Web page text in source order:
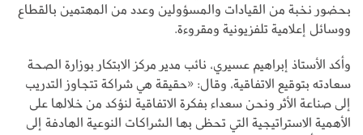
بحضور نخبة من القيادات والمسؤولين وعدد من المهتمين بالقطاع
ووسائل إعلامية تلفزيونية ومقروءة.
وأكد الأستاذ إبراهيم عسيري، نائب مدير مركز الابتكار بوزارة الصحة
سعادته بتوقيع الاتفاقية، وقال: «حقيقة هي شراكة تتجاوز التدريب
إلى صناعة الأثر ونحن سعداء بفكرة الاتفاقية لنؤكد من خلالها على
الأهمية الاستراتيجية التي تحظى بها الشراكات النوعية الهادفة إلى